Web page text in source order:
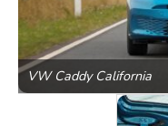
VW Caddy California